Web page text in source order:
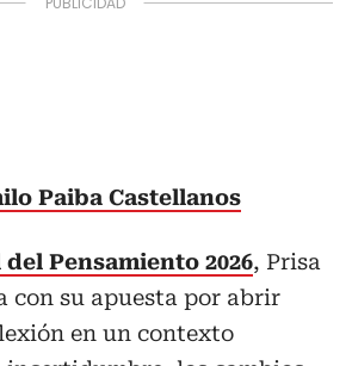
Paiba Castellanos
Pensamiento 2026, Prisa
con su apuesta por abrir
en un contexto